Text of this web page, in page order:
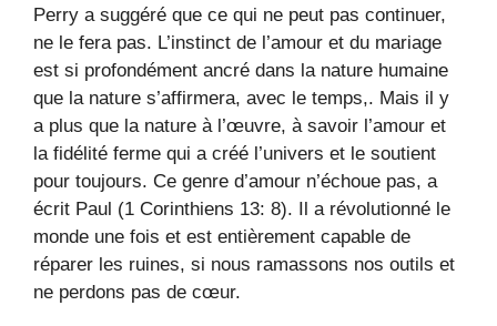
Perry a suggéré que ce qui ne peut pas continuer,
ne le fera pas. L’instinct de l’amour et du mariage
est si profondément ancré dans la nature humaine
que la nature s’affirmera, avec le temps,. Mais il y
a plus que la nature à l’œuvre, à savoir l’amour et
la fidélité ferme qui a créé l’univers et le soutient
pour toujours. Ce genre d’amour n’échoue pas, a
écrit Paul (1 Corinthiens 13: 8). Il a révolutionné le
monde une fois et est entièrement capable de
réparer les ruines, si nous ramassons nos outils et
ne perdons pas de cœur.